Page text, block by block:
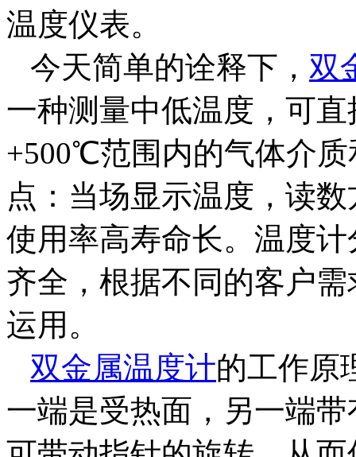
温度仪表。
今天简单的诠释下， 双
一种测量中低温度，可
+500℃范围内的气体介
点：当场显示温度，读
使用率高寿命长。温度
齐全，根据不同的客户
运用。
双金属温度计的工作原
一端是受热面，另一端